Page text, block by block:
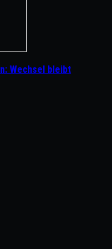
Wechsel bleibt